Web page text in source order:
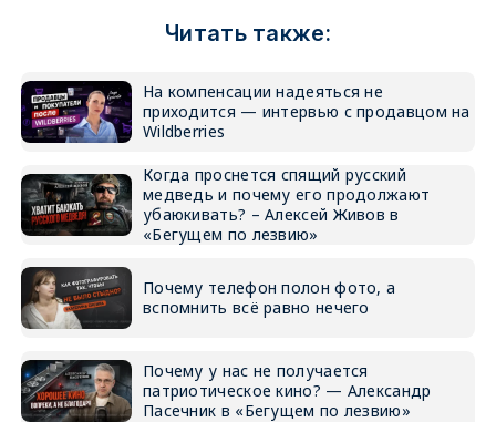
Читать также:
На компенсации надеяться не
приходится — интервью с продавцом на
Wildberries
Когда проснется спящий русский
медведь и почему его продолжают
убаюкивать? – Алексей Живов в
«Бегущем по лезвию»
Почему телефон полон фото, а
вспомнить всё равно нечего
Почему у нас не получается
патриотическое кино? — Александр
Пасечник в «Бегущем по лезвию»